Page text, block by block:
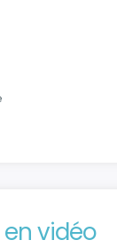
en vidéo